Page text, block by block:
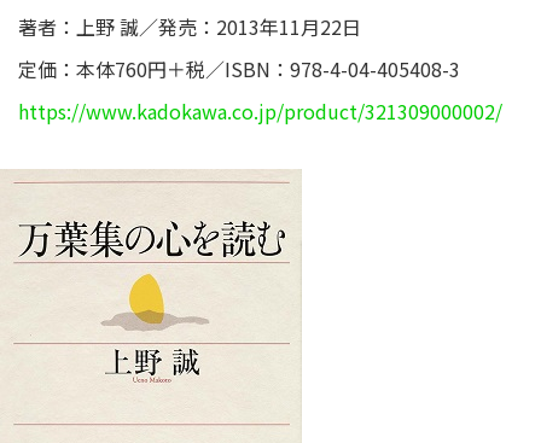
著者：上野 誠／発売：2013年11月22日
定価：本体760円＋税／ISBN：978-4-04-405408-3
https://www.kadokawa.co.jp/product/321309000002/